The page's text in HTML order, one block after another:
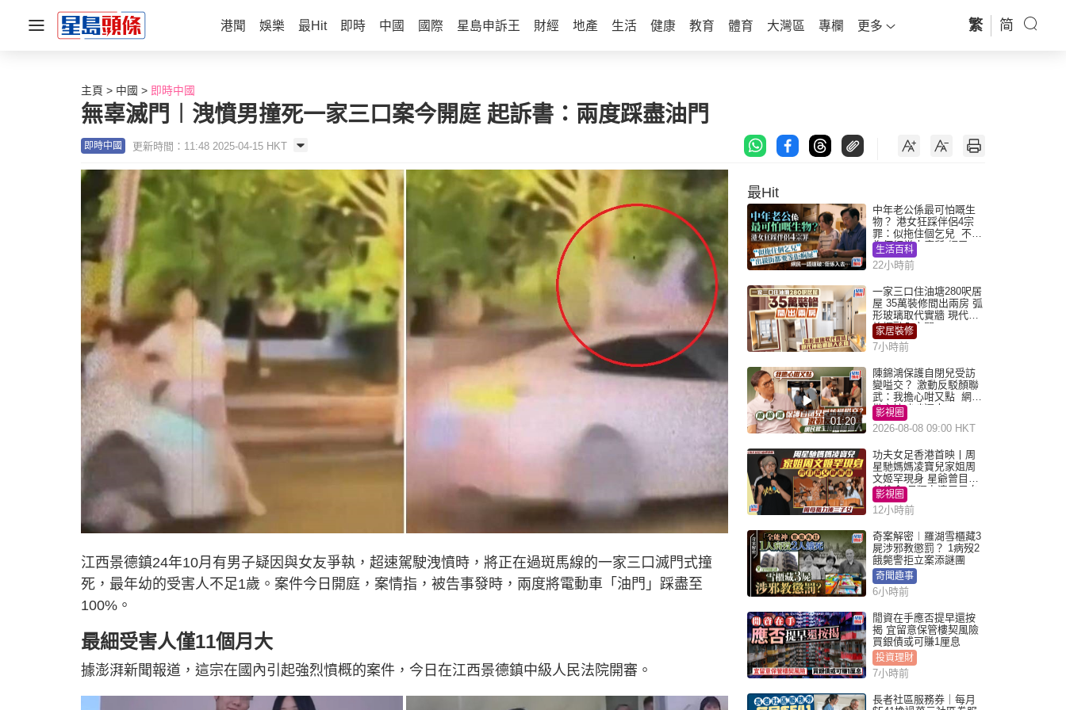
港聞 娛樂 最Hit 即時 中國 國際 星島申訴王 財經 地產 生活 健康 教育 體育 大灣區 專欄 更多 繁 简
主頁 中國 即時中國
無辜滅門︱洩憤男撞死一家三口案今開庭 起訴書：兩度踩盡油門
即時中國 更新時間：11:48 2025-04-15 HKT
江西景德鎮24年10月有男子疑因與女友爭執，超速駕駛洩憤時，將正在過斑馬線的一家三口滅門式撞
死，最年幼的受害人不足1歲。案件今日開庭，案情指，被告事發時，兩度將電動車「油門」踩盡至
100%。
最細受害人僅11個月大
據澎湃新聞報道，這宗在國內引起強烈憤概的案件，今日在江西景德鎮中級人民法院開審。
最Hit
中年老公係最可怕嘅生
物？ 港女狂踩伴侶4宗
罪：似拖住個乞兒 不解
為何經常去廁所 網民一
語道破
生活百科
22小時前
一家三口住油塘280呎居
屋 35萬裝修間出兩房 弧
形玻璃取代實牆 現代神
枱櫃融入玄關
家居裝修
7小時前
01:20
陳錦鴻保護自閉兒受訪
變嗌交？ 激動反駁顏聯
武：我擔心咁又點 網民
批主持咄咄逼人
影視圈
2026-08-08 09:00 HKT
功夫女足香港首映丨周
星馳媽媽凌寶兒家姐周
文姬罕現身 星爺曾目睹
父偷食 母獨力湊三子女
影視圈
12小時前
奇案解密︱羅湖雪櫃藏3
屍涉邪教懲罰？ 1病歿2
餓斃警拒立案添謎團
奇聞趣事
6小時前
閒資在手應否提早還按
揭 宜留意保管樓契風險
買銀債或可賺1厘息
投資理財
7小時前
長者社區服務券｜每月